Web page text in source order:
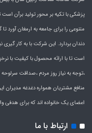
پزشکی با تکیه بر محور تولید برآن
متنوعی را برای جامعه به ارمغان
دندان بردارد. این شرکت با به کار
است تا با ارائه محصول با کیفیت با
،توجه به نیاز روز مردم ،صداقت سرلوحه
منافع مشتریان همواره دغدغه
اعضای یک خانواده اند که برای هدفی
ارتباط با ما